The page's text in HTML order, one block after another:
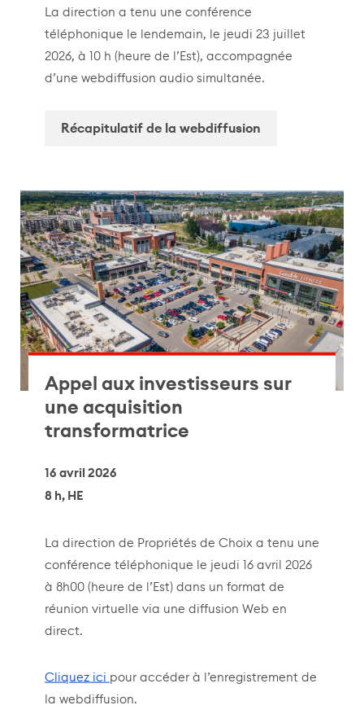
La direction a tenu une conférence
téléphonique le lendemain, le jeudi 23 juillet
2026, à 10 h (heure de l’Est), accompagnée
d’une webdiffusion audio simultanée.
Récapitulatif de la webdiffusion
Appel aux investisseurs sur
une acquisition
transformatrice
16 avril 2026
8 h, HE
La direction de Propriétés de Choix a tenu une
conférence téléphonique le jeudi 16 avril 2026
à 8h00 (heure de l’Est) dans un format de
réunion virtuelle via une diffusion Web en
direct.
Cliquez ici pour accéder à l’enregistrement de
la webdiffusion.